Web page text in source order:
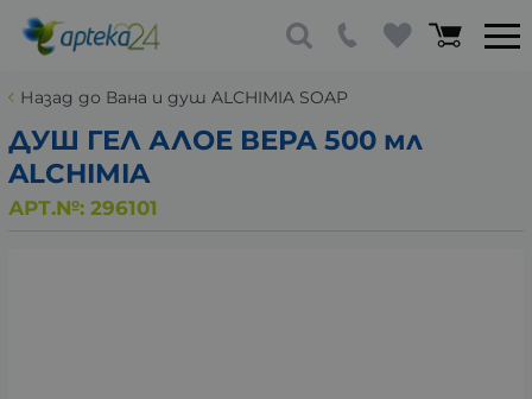
Назад до Вана и душ ALCHIMIA SOAP
ДУШ ГЕЛ АЛОЕ ВЕРА 500 мл
ALCHIMIA
АРТ.№: 296101